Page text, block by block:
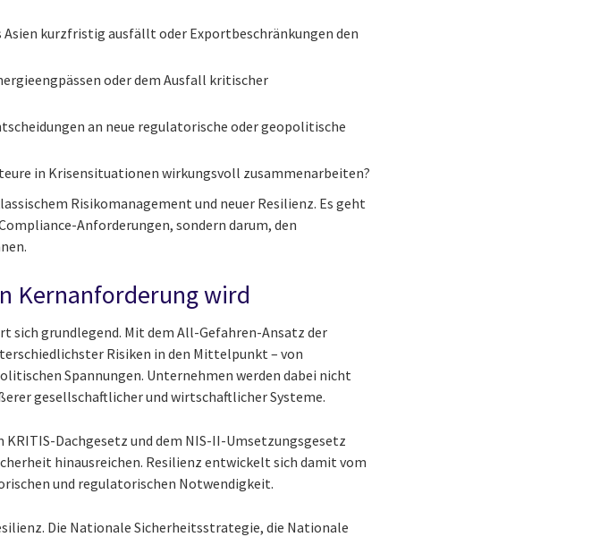
kurzfristig ausfällt oder Exportbeschränkungen den
oder dem Ausfall kritischer
an neue regulatorische oder geopolitische
in Krisensituationen wirkungsvoll zusammenarbeiten?
Risikomanagement und neuer Resilienz. Es geht
Anforderungen, sondern darum, den
Kernanforderung wird
sich grundlegend. Mit dem All-Gefahren-Ansatz der
Risiken in den Mittelpunkt – von
Spannungen. Unternehmen werden dabei nicht
gesellschaftlicher und wirtschaftlicher Systeme.
Dachgesetz und dem NIS-II-Umsetzungsgesetz
hinausreichen. Resilienz entwickelt sich damit vom
und regulatorischen Notwendigkeit.
Die Nationale Sicherheitsstrategie, die Nationale